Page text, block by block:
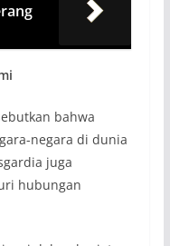
bahwa
negara di dunia
juga
hubungan